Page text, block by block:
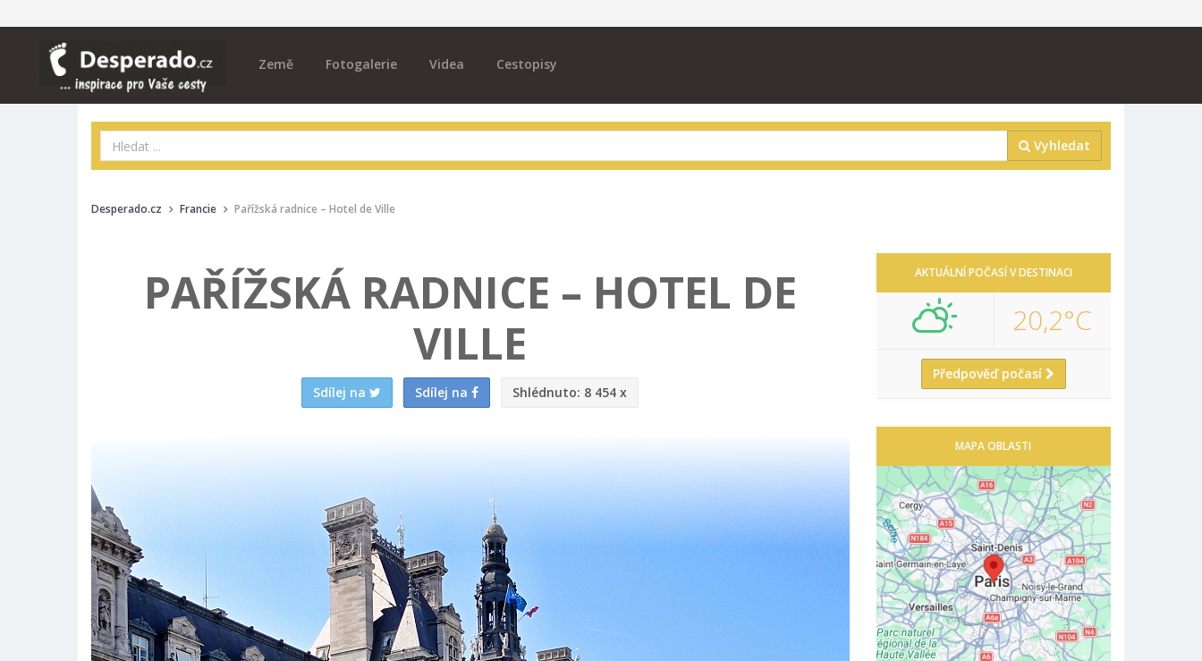
Země Fotogalerie Videa Cestopisy
Vyhledat
Desperado.cz Francie Pařížská radnice – Hotel de Ville
PAŘÍŽSKÁ RADNICE – HOTEL DE
VILLE
Sdílej na Sdílej na Shlédnuto: 8 454 x
AKTUÁLNÍ POČASÍ V DESTINACI
20,2°C
Předpověď počasí
MAPA OBLASTI